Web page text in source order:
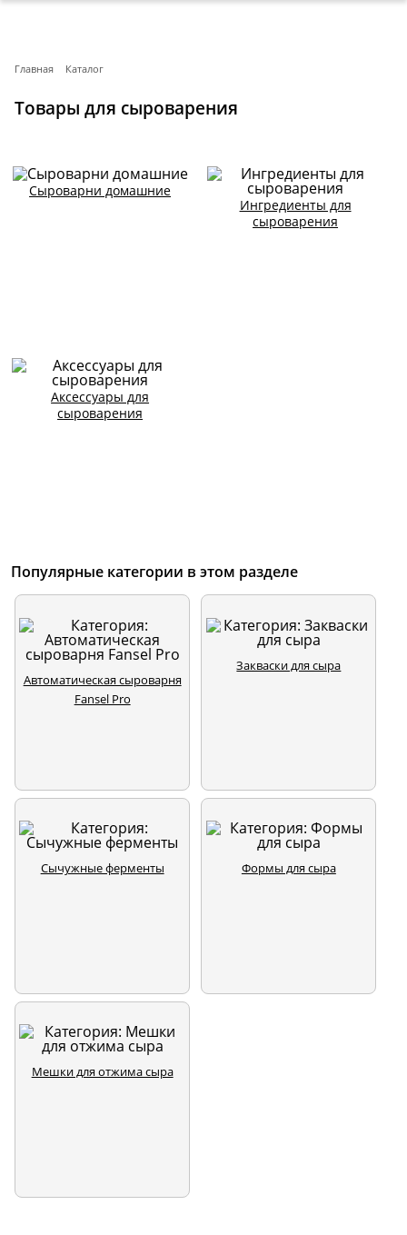
Главная Каталог
Товары для сыроварения
Сыроварни домашние
Ингредиенты для
сыроварения
Аксессуары для
сыроварения
Популярные категории в этом разделе
Автоматическая сыроварня
Fansel Pro
Закваски для сыра
Сычужные ферменты Формы для сыра
Мешки для отжима сыра